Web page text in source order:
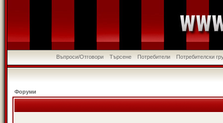
Въпроси/Отговори Търсене Потребители Потребителски
Форуми